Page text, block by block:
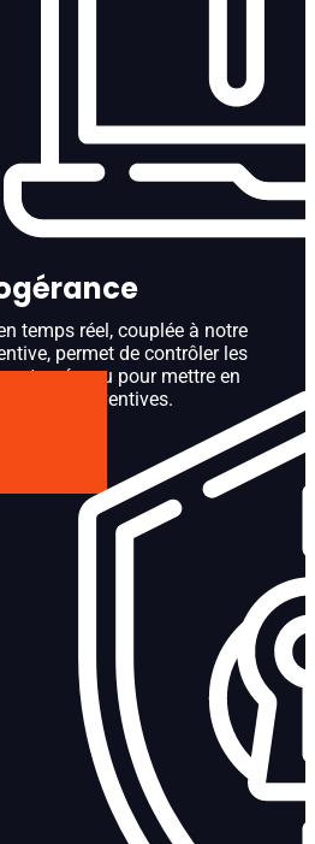
temps réel, couplée à notre
permet de contrôler les
réseau pour mettre en
actions préventives.